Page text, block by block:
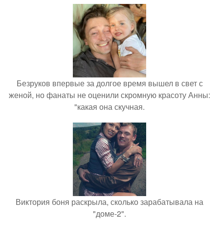
Безруков впервые за долгое время вышел в свет с
женой, но фанаты не оценили скромную красоту Анны:
"какая она скучная.
Виктория боня раскрыла, сколько зарабатывала на
"доме-2".